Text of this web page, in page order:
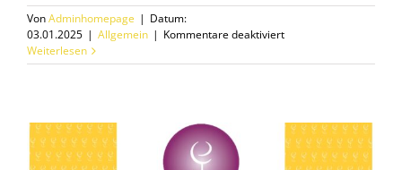
VonAdminhomepage | Datum:
03.01.2025 | Allgemein | Kommentare deaktiviertfür
New
Weiterlesen